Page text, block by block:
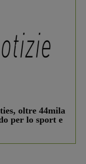
oltre 44mila
per lo sport e